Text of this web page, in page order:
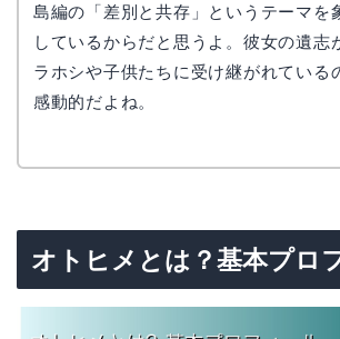
島編の「差別と共存」というテーマを
しているからだと思うよ。彼女の遺志
ラホシや子供たちに受け継がれている
感動的だよね。
オトヒメとは？基本プロ